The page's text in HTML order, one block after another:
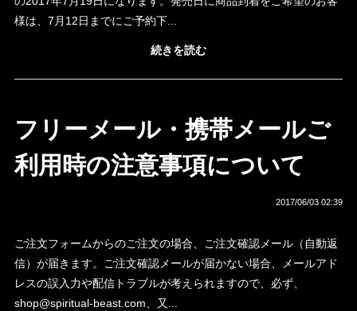
様は、7月12日までにご予約下...
続きを読む
フリーメール・携帯メールご
利用時の注意事項について
2017/06/03 02:39
ご注文フォームからのご注文の場合、ご注文確認メール（自動返
信）が届きます。ご注文確認メールが届かない場合、メールアド
レスの誤入力や配信トラブルが考えられますので、必ず、
shop@spiritual-beast.com、又...